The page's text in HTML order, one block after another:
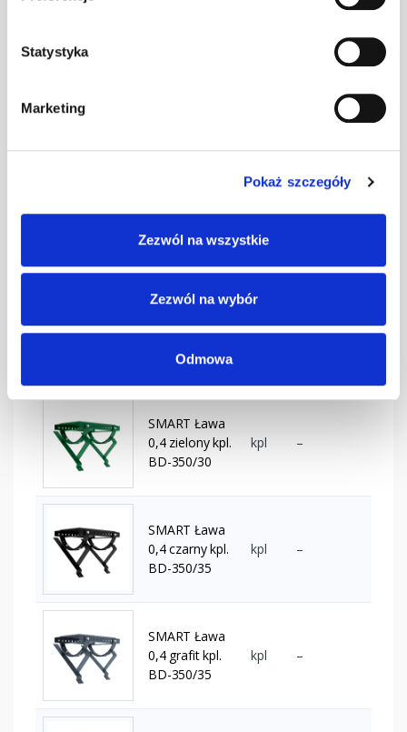
Statystyka
Marketing
Pokaż szczegóły
Zezwól na wszystkie
Zezwól na wybór
Odmowa
SMART Ława
BD-350/30
0,4 kasztan kpl.
BD-350/30
kpl –
SMART Ława
0,4 zielony kpl.
BD-350/30
kpl –
SMART Ława
0,4 czarny kpl.
BD-350/35
kpl –
SMART Ława
0,4 grafit kpl.
BD-350/35
kpl –